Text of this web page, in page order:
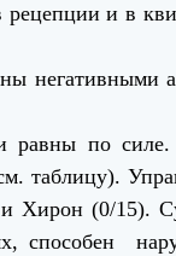
и в
негативными
равны по
таблицу).
и Хирон (0/15).
способен